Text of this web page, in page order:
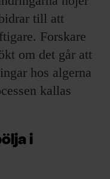
till att
Forskare
om det går att
hos algerna
kallas
i